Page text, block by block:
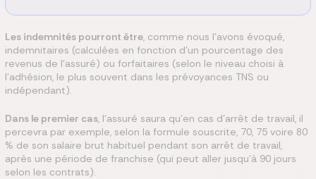
Les indemnités pourront être, comme nous l’avons évoqué,
indemnitaires (calculées en fonction d’un pourcentage des
revenus de l’assuré) ou forfaitaires (selon le niveau choisi à
l’adhésion, le plus souvent dans les prévoyances TNS ou
indépendant).
Dans le premier cas, l’assuré saura qu’en cas d’arrêt de travail, il
percevra par exemple, selon la formule souscrite, 70, 75 voire 80
% de son salaire brut habituel pendant son arrêt de travail,
après une période de franchise (qui peut aller jusqu’à 90 jours
selon les contrats).